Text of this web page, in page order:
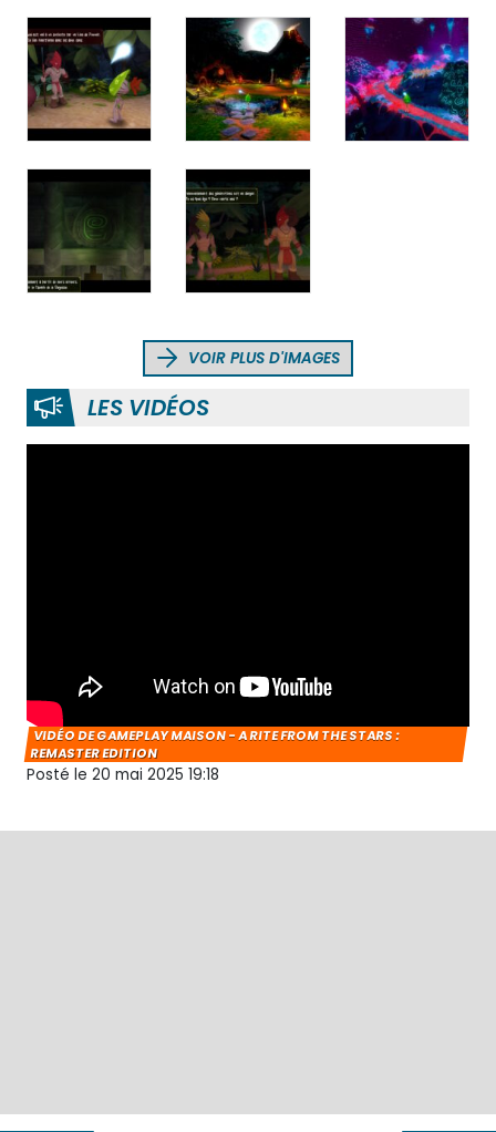
VOIR PLUS D'IMAGES
LES VIDÉOS
VIDÉO DE GAMEPLAY MAISON - A RITE FROM THE STARS :
REMASTER EDITION
Posté le 20 mai 2025 19:18